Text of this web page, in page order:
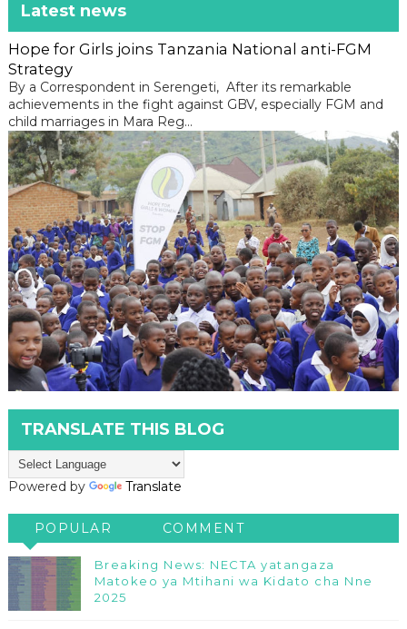
Latest news
Hope for Girls joins Tanzania National anti-FGM
Strategy
By a Correspondent in Serengeti, After its remarkable
achievements in the fight against GBV, especially FGM and
child marriages in Mara Reg...
TRANSLATE THIS BLOG
Powered by Translate
POPULAR COMMENT
Breaking News: NECTA yatangaza
Matokeo ya Mtihani wa Kidato cha Nne
2025